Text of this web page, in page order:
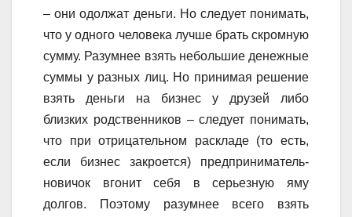
– они одолжат деньги. Но следует понимать,
что у одного человека лучше брать скромную
сумму. Разумнее взять небольшие денежные
суммы у разных лиц. Но принимая решение
взять деньги на бизнес у друзей либо
близких родственников – следует понимать,
что при отрицательном раскладе (то есть,
если бизнес закроется) предприниматель-
новичок вгонит себя в серьезную яму
долгов. Поэтому разумнее всего взять